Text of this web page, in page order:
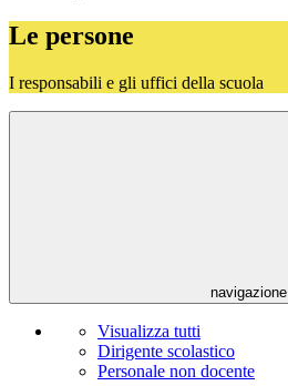
Le persone
I responsabili e gli uffici della scuola
navigazione
Visualizza tutti
Dirigente scolastico
Personale non docente